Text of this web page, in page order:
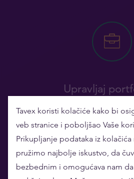
Upravljaj
Dobij svoj personalni i
portfolio i prati kako
Tavex koristi kolačiće kako bi
veb stranice i poboljšao Vaše
Prikupljanje podataka iz kolačića
pružimo najbolje iskustvo, da
bezbednim i omogućava nam